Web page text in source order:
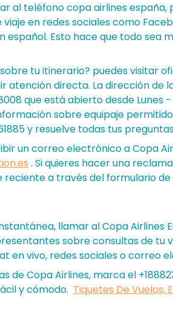
al teléfono copa airlines
viaje en redes sociales como
español. Esto hace que todo sea
sobre tu itinerario? puedes visitar
atención directa. La dirección de
que está abierto desde Lunes
sobre equipaje
y resuelve todas tus
un correo electrónico a Copa
. Si quieres hacer una
a través del formulario
llamar al Copa Airlines
sobre consultas de tu
en vivo, redes sociales o correo
de Copa Airlines, marca el
y cómodo. Tiquetes De Vuelos,